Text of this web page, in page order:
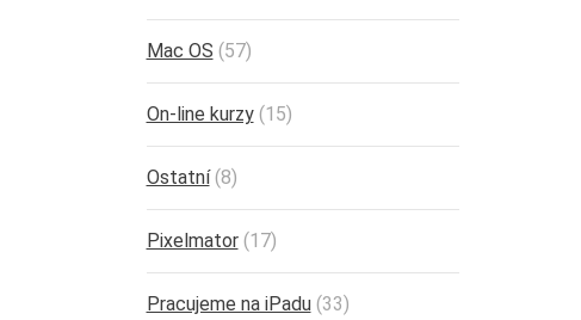
Mac OS (57)
On-line kurzy(15)
Ostatní(8)
Pixelmator(17)
Pracujeme na iPadu(33)